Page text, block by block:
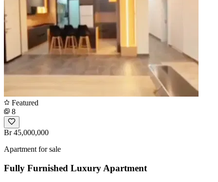
Featured
8
Br 45,000,000
Apartment for sale
Fully Furnished Luxury Apartment